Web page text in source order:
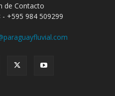
de Contacto
+595 984 509299